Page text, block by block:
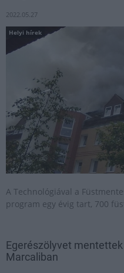
2022.05.27
Helyi hírek
A Technológiával a
program egy évig tart, 700
Egerészölyvet
Marcaliban